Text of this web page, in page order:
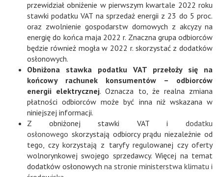
przewidział obniżenie w pierwszym kwartale 2022 roku
stawki podatku VAT na sprzedaż energii z 23 do 5 proc.
oraz zwolnienie gospodarstw domowych z akcyzy na
energię do końca maja 2022 r. Znaczna grupa odbiorców
będzie również mogła w 2022 r. skorzystać z dodatków
osłonowych.
Obniżona stawka podatku VAT przełoży się na
końcowy rachunek konsumentów – odbiorców
energii elektrycznej. Oznacza to, że realna zmiana
płatności odbiorców może być inna niż wskazana w
niniejszej informacji.
Z obniżonej stawki VAT i dodatku
osłonowego skorzystają odbiorcy prądu niezależnie od
tego, czy korzystają z taryfy regulowanej czy oferty
wolnorynkowej swojego sprzedawcy. Więcej na temat
dodatków osłonowych na stronie ministerstwa klimatu i